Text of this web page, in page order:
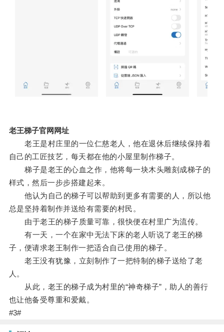
老王梯子官网网址
老王是村庄里的一位仁慈老人，他在退休后继续保持着
自己的工匠技艺，每天都在他的小屋里制作梯子。
梯子是老王的心血之作，他将每一块木头雕刻成梯子的
样式，然后一步步搭建起来。
他认为自己的梯子可以帮助到更多有需要的人，所以他
总是坚持着制作并送给有需要的村民。
由于老王的梯子质量可靠，很快便在村里广为流传。
有一天，一个在家中无法下床的老人听说了老王的梯
子，便请求老王制作一把适合自己使用的梯子。
老王没有犹豫，立刻制作了一把特制的梯子送给了老
人。
从此，老王的梯子成为村里的“神奇梯子”，助人的善行
也让他备受尊重和爱戴。
#3#